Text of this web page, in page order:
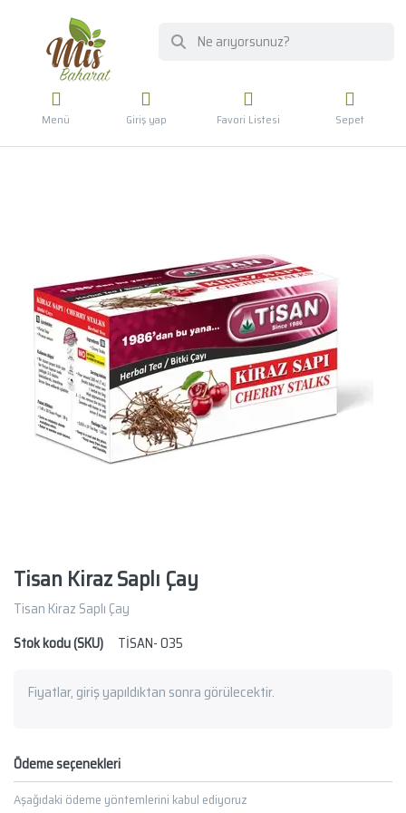
Menü Giriş yap Favori Listesi Sepet
Tisan Kiraz Saplı Çay
Tisan Kiraz Saplı Çay
Stok kodu (SKU)
TİSAN- 035
Fiyatlar, giriş yapıldıktan sonra görülecektir.
Ödeme seçenekleri
Aşağıdaki ödeme yöntemlerini kabul ediyoruz